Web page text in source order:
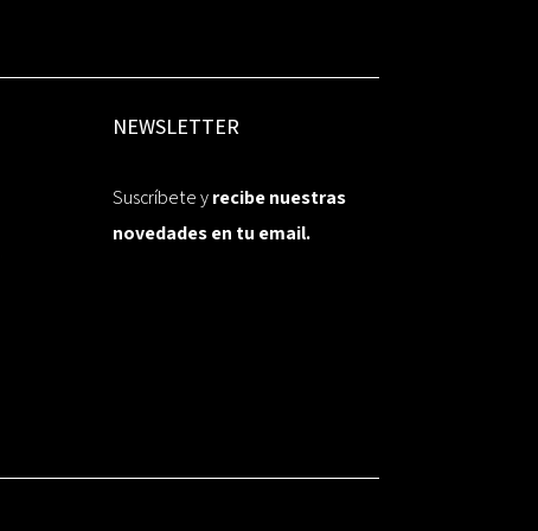
NEWSLETTER
Suscríbete yrecibe nuestras
novedades en tu email.